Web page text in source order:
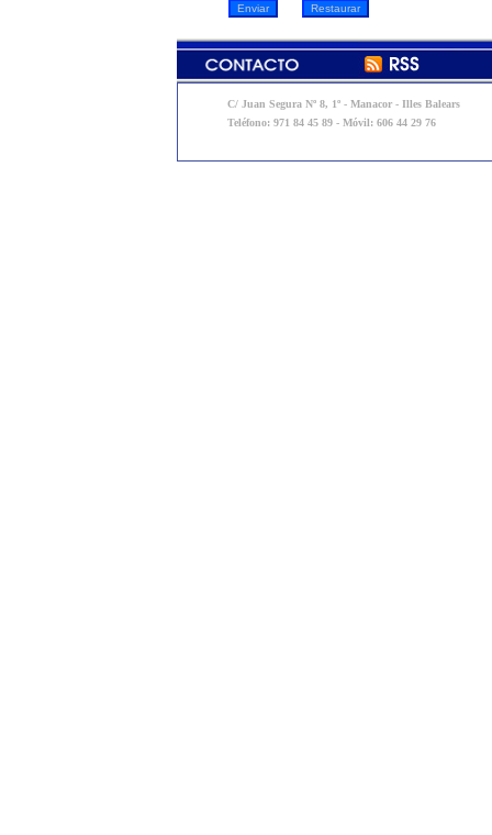
C/ Juan Segura Nº 8, 1º - Manacor - Illes Balears
Teléfono: 971 84 45 89 - Móvil: 606 44 29 76